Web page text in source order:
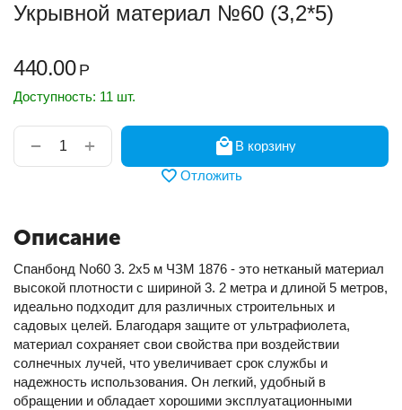
Укрывной материал №60 (3,2*5)
440.00 Р
Доступность: 11 шт.
+
−
В корзину
Отложить
Описание
Спанбонд No60 3. 2х5 м ЧЗМ 1876 - это нетканый материал
высокой плотности с шириной 3. 2 метра и длиной 5 метров,
идеально подходит для различных строительных и
садовых целей. Благодаря защите от ультрафиолета,
материал сохраняет свои свойства при воздействии
солнечных лучей, что увеличивает срок службы и
надежность использования. Он легкий, удобный в
обращении и обладает хорошими эксплуатационными